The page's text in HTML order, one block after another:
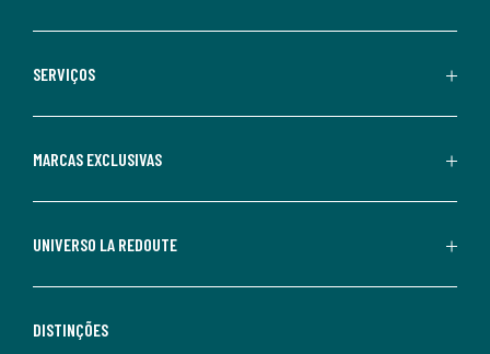
SERVIÇOS
MARCAS EXCLUSIVAS
UNIVERSO LA REDOUTE
DISTINÇÕES